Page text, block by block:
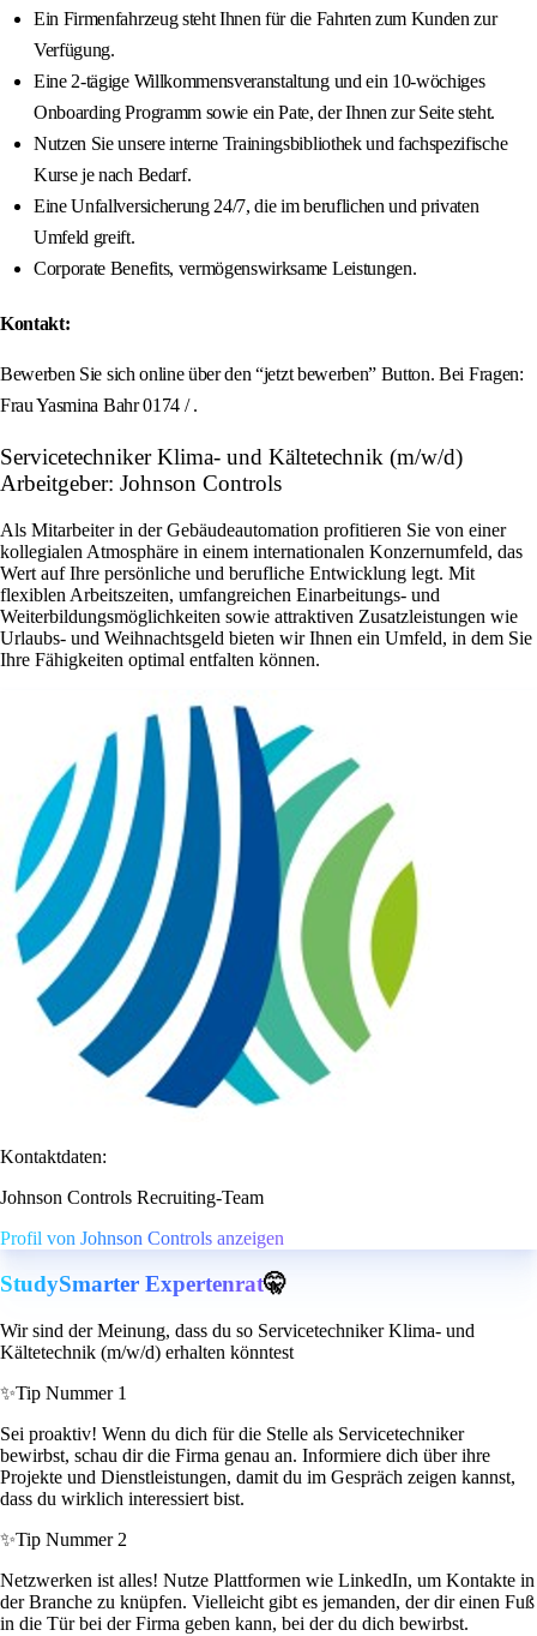
Ein Firmenfahrzeug steht Ihnen für die Fahrten zum Kunden zur
Verfügung.
Eine 2-tägige Willkommensveranstaltung und ein 10-wöchiges
Onboarding Programm sowie ein Pate, der Ihnen zur Seite steht.
Nutzen Sie unsere interne Trainingsbibliothek und fachspezifische
Kurse je nach Bedarf.
Eine Unfallversicherung 24/7, die im beruflichen und privaten
Umfeld greift.
Corporate Benefits, vermögenswirksame Leistungen.
Kontakt:
Bewerben Sie sich online über den “jetzt bewerben” Button. Bei Fragen:
Frau Yasmina Bahr 0174 / .
Servicetechniker Klima- und Kältetechnik (m/w/d)
Arbeitgeber: Johnson Controls
Als Mitarbeiter in der Gebäudeautomation profitieren Sie von einer
kollegialen Atmosphäre in einem internationalen Konzernumfeld, das
Wert auf Ihre persönliche und berufliche Entwicklung legt. Mit
flexiblen Arbeitszeiten, umfangreichen Einarbeitungs- und
Weiterbildungsmöglichkeiten sowie attraktiven Zusatzleistungen wie
Urlaubs- und Weihnachtsgeld bieten wir Ihnen ein Umfeld, in dem Sie
Ihre Fähigkeiten optimal entfalten können.
Kontaktdaten:
Johnson Controls Recruiting-Team
Profil von Johnson Controls anzeigen
StudySmarter Expertenrat🤫
Wir sind der Meinung, dass du so Servicetechniker Klima- und
Kältetechnik (m/w/d) erhalten könntest
✨Tip Nummer 1
Sei proaktiv! Wenn du dich für die Stelle als Servicetechniker
bewirbst, schau dir die Firma genau an. Informiere dich über ihre
Projekte und Dienstleistungen, damit du im Gespräch zeigen kannst,
dass du wirklich interessiert bist.
✨Tip Nummer 2
Netzwerken ist alles! Nutze Plattformen wie LinkedIn, um Kontakte in
der Branche zu knüpfen. Vielleicht gibt es jemanden, der dir einen Fuß
in die Tür bei der Firma geben kann, bei der du dich bewirbst.